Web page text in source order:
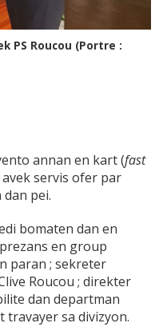
PS Roucou (Portre :
annan en kart (fast
servis ofer par
pei.
bomaten dan en
en group
paran ; sekreter
Roucou ; direkter
dan departman
travayer sa divizyon.